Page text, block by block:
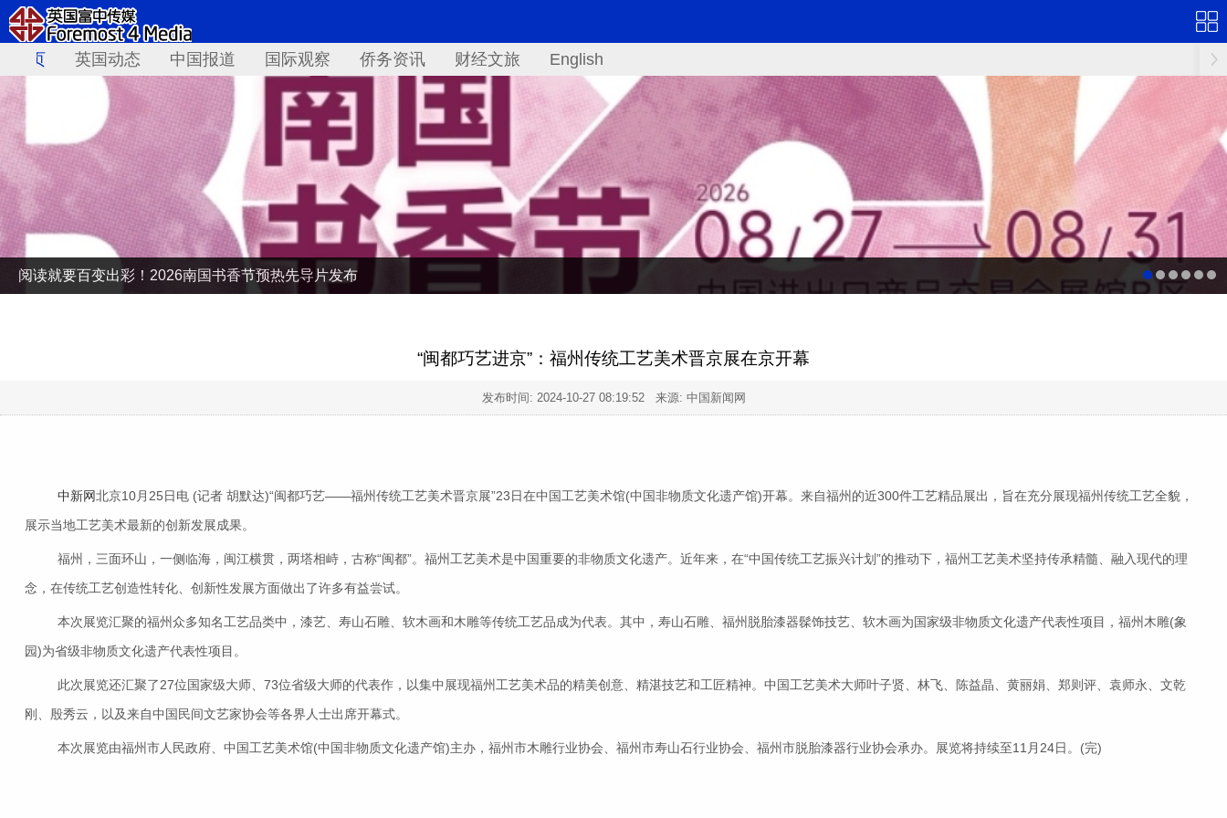
首页 英国动态 中国报道 国际观察 侨务资讯 财经文旅 English
阅读就要百变出彩！2026南国书香节预热先导片发布
“闽都巧艺进京”：福州传统工艺美术晋京展在京开幕
发布时间: 2024-10-27 08:19:52来源: 中国新闻网
中新网北京10月25日电 (记者 胡默达)“闽都巧艺——福州传统工艺美术晋京展”23日在中国工艺美术馆(中国非物质文化遗产馆)开幕。来自福州的近300件工艺精品展出，旨在充分展现福州传统工艺全貌，
展示当地工艺美术最新的创新发展成果。
福州，三面环山，一侧临海，闽江横贯，两塔相峙，古称“闽都”。福州工艺美术是中国重要的非物质文化遗产。近年来，在“中国传统工艺振兴计划”的推动下，福州工艺美术坚持传承精髓、融入现代的理
念，在传统工艺创造性转化、创新性发展方面做出了许多有益尝试。
本次展览汇聚的福州众多知名工艺品类中，漆艺、寿山石雕、软木画和木雕等传统工艺品成为代表。其中，寿山石雕、福州脱胎漆器髹饰技艺、软木画为国家级非物质文化遗产代表性项目，福州木雕(象
园)为省级非物质文化遗产代表性项目。
此次展览还汇聚了27位国家级大师、73位省级大师的代表作，以集中展现福州工艺美术品的精美创意、精湛技艺和工匠精神。中国工艺美术大师叶子贤、林飞、陈益晶、黄丽娟、郑则评、袁师永、文乾
刚、殷秀云，以及来自中国民间文艺家协会等各界人士出席开幕式。
本次展览由福州市人民政府、中国工艺美术馆(中国非物质文化遗产馆)主办，福州市木雕行业协会、福州市寿山石行业协会、福州市脱胎漆器行业协会承办。展览将持续至11月24日。(完)